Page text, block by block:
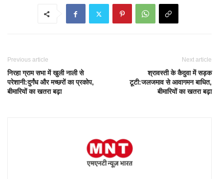
Previous article
निरहा ग्राम सभा में खुली नाली से
परेशानी:दुर्गंध और मच्छरों का प्रकोप,
बीमारियों का खतरा बढ़ा
Next article
श्रावस्ती के कैदुवा में सड़क
टूटी:जलजमाव से आवागमन बाधित,
बीमारियों का खतरा बढ़ा